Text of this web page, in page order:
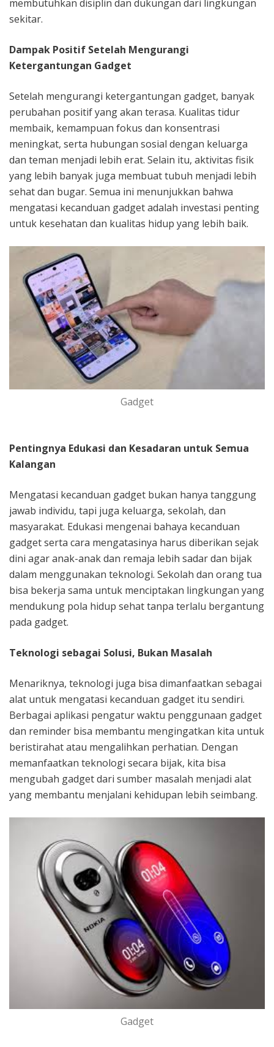
membutuhkan disiplin dan dukungan dari lingkungan
sekitar.
Dampak Positif Setelah Mengurangi
Ketergantungan Gadget
Setelah mengurangi ketergantungan gadget, banyak
perubahan positif yang akan terasa. Kualitas tidur
membaik, kemampuan fokus dan konsentrasi
meningkat, serta hubungan sosial dengan keluarga
dan teman menjadi lebih erat. Selain itu, aktivitas fisik
yang lebih banyak juga membuat tubuh menjadi lebih
sehat dan bugar. Semua ini menunjukkan bahwa
mengatasi kecanduan gadget adalah investasi penting
untuk kesehatan dan kualitas hidup yang lebih baik.
Gadget
Pentingnya Edukasi dan Kesadaran untuk Semua
Kalangan
Mengatasi kecanduan gadget bukan hanya tanggung
jawab individu, tapi juga keluarga, sekolah, dan
masyarakat. Edukasi mengenai bahaya kecanduan
gadget serta cara mengatasinya harus diberikan sejak
dini agar anak-anak dan remaja lebih sadar dan bijak
dalam menggunakan teknologi. Sekolah dan orang tua
bisa bekerja sama untuk menciptakan lingkungan yang
mendukung pola hidup sehat tanpa terlalu bergantung
pada gadget.
Teknologi sebagai Solusi, Bukan Masalah
Menariknya, teknologi juga bisa dimanfaatkan sebagai
alat untuk mengatasi kecanduan gadget itu sendiri.
Berbagai aplikasi pengatur waktu penggunaan gadget
dan reminder bisa membantu mengingatkan kita untuk
beristirahat atau mengalihkan perhatian. Dengan
memanfaatkan teknologi secara bijak, kita bisa
mengubah gadget dari sumber masalah menjadi alat
yang membantu menjalani kehidupan lebih seimbang.
Gadget